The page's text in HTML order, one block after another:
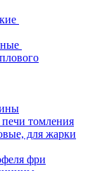
томления
для жарки
фри